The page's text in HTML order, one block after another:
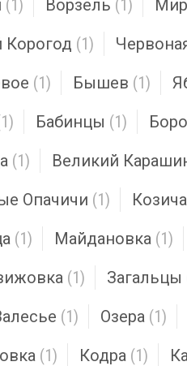
(1) Ворзель (1)
(1)
(1) Бышев (1)
Бабинцы (1)
(1) Великий
Опачичи (1)
(1) Майдановка (1)
(1) Загальцы
(1) Озера (1)
(1) Кодра (1)